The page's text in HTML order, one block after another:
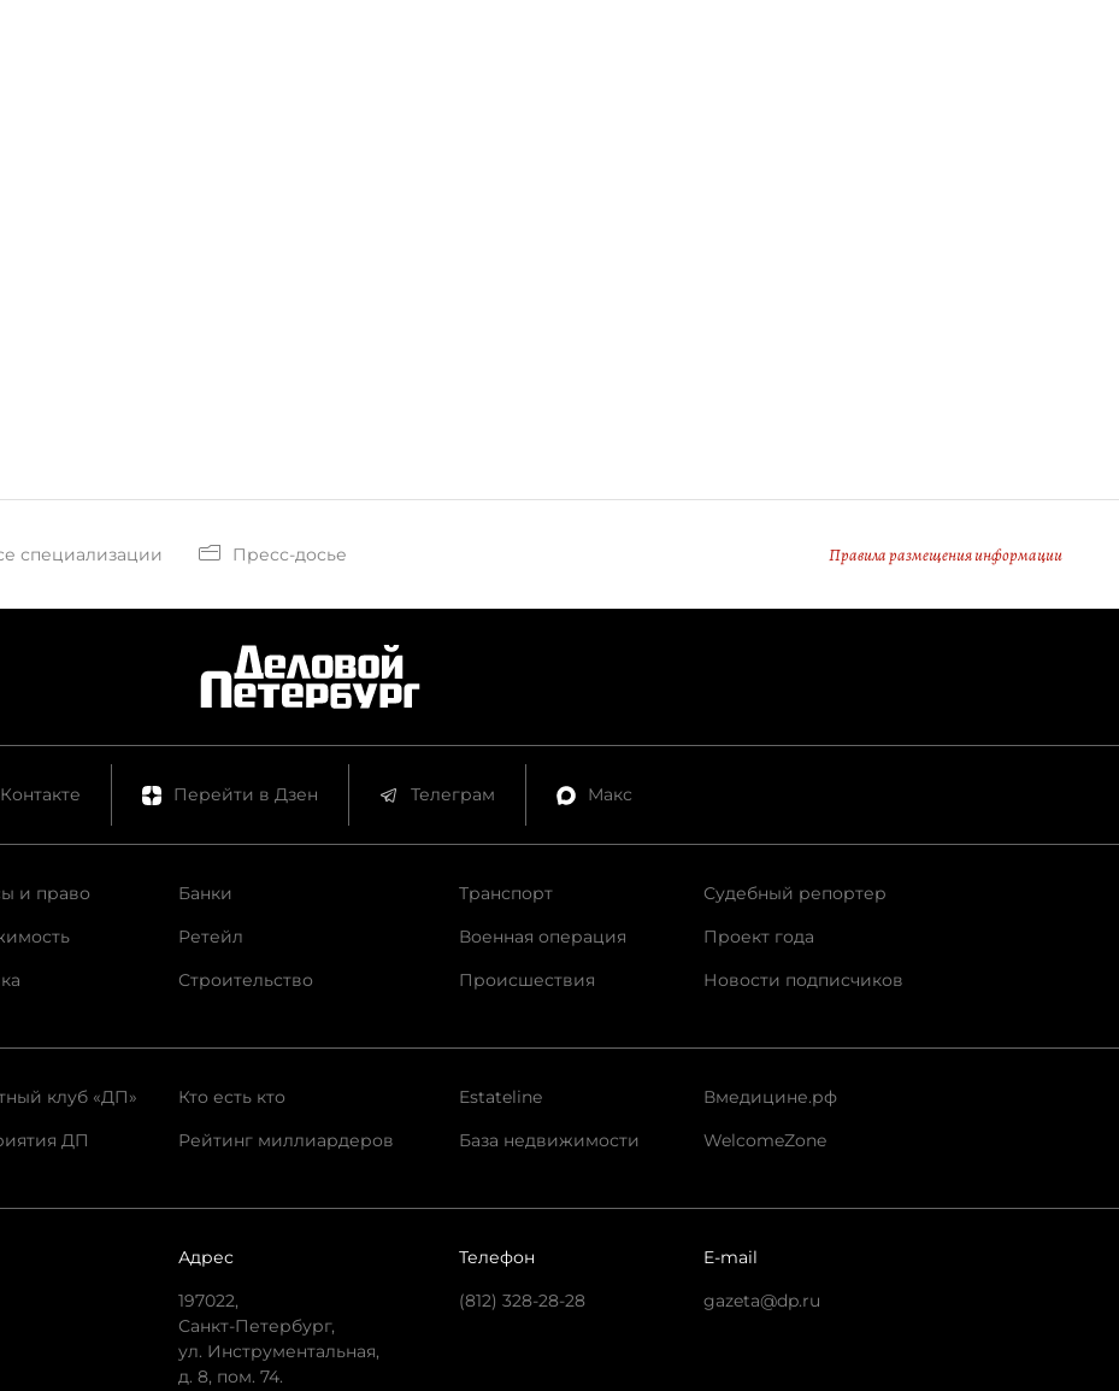
специализации Пресс-досье Правила размещения информации
Перейти в Дзен Телеграм Макс
и право
Банки
Ретейл
Строительство
Транспорт
Военная операция
Происшествия
Судебный репортер
Проект года
Новости подписчиков
клуб «ДП»
ДП
Кто есть кто
Рейтинг миллиардеров
Estateline
База недвижимости
Вмедицине.рф
WelcomeZone
Адрес
197022,
Санкт-Петербург,
ул. Инструментальная,
д. 8, пом. 74.
Телефон
(812) 328-28-28
E-mail
gazeta@dp.ru